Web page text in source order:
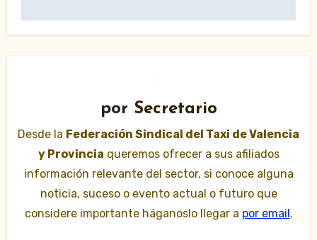
por Secretario
Desde la Federación Sindical del Taxi de Valencia
y Provincia queremos ofrecer a sus afiliados
información relevante del sector, si conoce alguna
noticia, suceso o evento actual o futuro que
considere importante háganoslo llegar a por email .